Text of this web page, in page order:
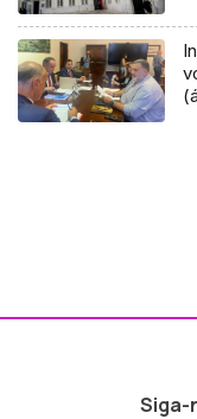
Siga-